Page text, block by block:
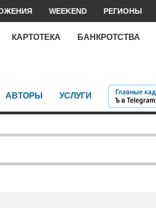
WEEKEND РЕГИОНЫ
КАРТОТЕКА БАНКРОТСТВА
АВТОРЫ УСЛУГИ